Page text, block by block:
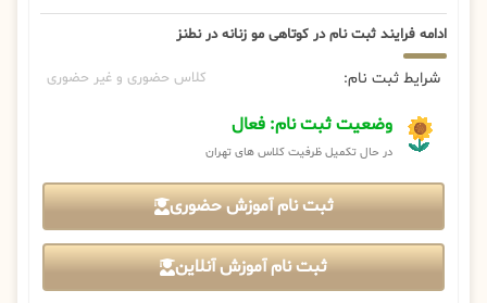
ادامه فرایند ثبت نام در کوتاهی مو زنانه در نطنز
شرایط ثبت نام: کلاس حضوری و غیر حضوری
وضعیت ثبت نام: فعال
در حال تکمیل ظرفیت کلاس های تهران
ثبت نام آموزش حضوری
ثبت نام آموزش آنلاین